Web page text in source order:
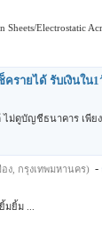
Electrostatic
รายได้ รับเงินใน
ม่ดูบัญชีธนาคาร เพีย
ง, กรุงเทพมหานคร) -
ยิ้ม ...